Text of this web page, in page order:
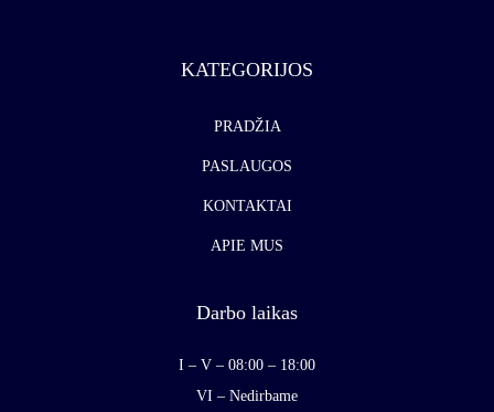
KATEGORIJOS
PRADŽIA
PASLAUGOS
KONTAKTAI
APIE MUS
Darbo laikas
I – V – 08:00 – 18:00
VI – Nedirbame